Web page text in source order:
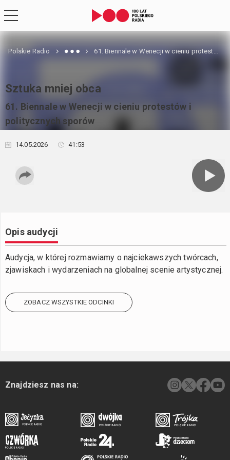
Polskie Radio 61. Biennale w Wenecji w cieniu protestów i politycznych sporów
Sztuka mniej obca
61. Biennale w Wenecji w cieniu protestów i
politycznych sporów
14.05.2026 41:53
Opis audycji
Audycja, w której rozmawiamy o najciekawszych twórcach,
zjawiskach i wydarzeniach na globalnej scenie artystycznej.
ZOBACZ WSZYSTKIE ODCINKI
Znajdziesz nas na: